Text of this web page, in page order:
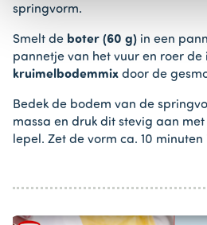
springvorm.
Smelt de boter (60 g) in een
pannetje van het vuur en roer de
kruimelbodemmix door de
Bedek de bodem van de
massa en druk dit stevig aan
lepel. Zet de vorm ca. 10 minuten